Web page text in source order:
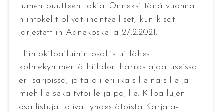
lumen puutteen takia. Onneksi tänä vuonna
hiihtokelit olivat ihanteelliset, kun kisat
järjestettiin Äänekoskella 27.2.2021.
Hiihtokilpailuihin osallistui lähes
kolmekymmentä hiihdon harrastajaa useissa
eri sarjoissa, joita oli eri-ikäisille naisille ja
miehille sekä tytöille ja pojille. Kilpailujen
osallistujat olivat yhdestätoista Karjala-